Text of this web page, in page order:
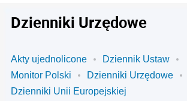
Dzienniki Urzędowe
Akty ujednolicone
Dziennik Ustaw
Monitor Polski
Dzienniki Urzędowe
Dzienniki Unii Europejskiej